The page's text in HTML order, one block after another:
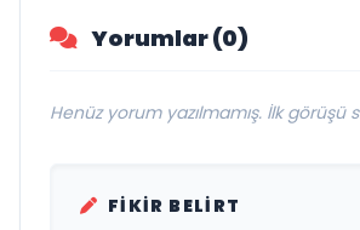
Yorumlar (0)
Henüz yorum yazılmamış. İlk görüşü
FIKIR BELIRT